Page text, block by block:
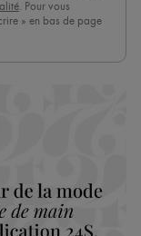
. Pour vous
» en bas de page